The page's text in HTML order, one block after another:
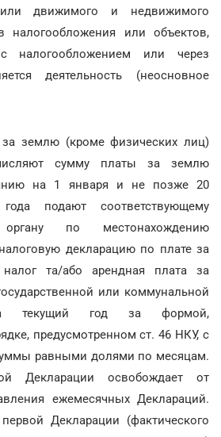
движимого и недвижимого
налогообложения или объектов,
налогообложением или через
деятельность (неосновное
землю (кроме физических лиц)
сумму платы за землю
на 1 января и не позже 20
подают соответствующему
органу по местонахождению
декларацию по плате за
та/або арендная плата за
или коммунальной
на текущий год за формой,
предусмотренном ст. 46 НКУ, с
равными долями по месяцам.
Декларации освобождает от
ежемесячных Деклараций.
Декларации (фактического